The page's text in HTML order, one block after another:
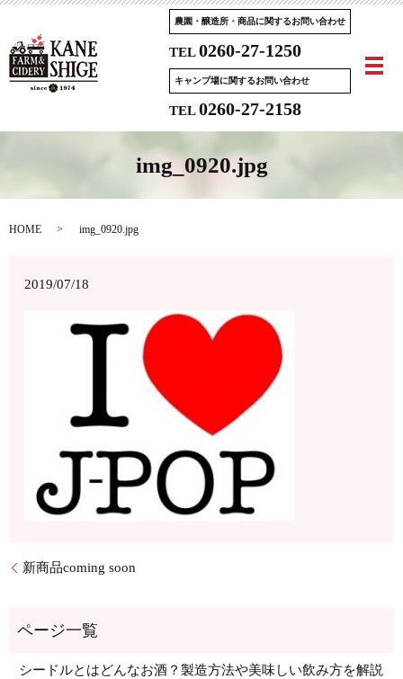
農園・醸造所・商品に関するお問い合わせ
TEL0260-27-1250
キャンプ場に関するお問い合わせ
TEL0260-27-2158
メ
img_0920.jpg
HOME img_0920.jpg
2019/07/18
新商品coming soon
シードルとはどんなお酒？製造方法や美味しい飲み方を解説